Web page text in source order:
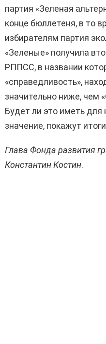
партия «Зеленая
конце бюллетеня, в то
избирателям партия
«Зеленые» получила
РППСС, в названии
«справедливость»,
значительно ниже, чем
Будет ли это иметь для
значение, покажут
Глава Фонда развития
Константин Костин.